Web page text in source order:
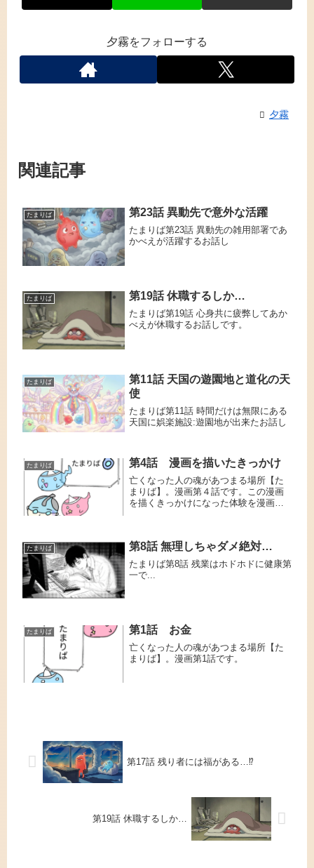
夕霧をフォローする
夕霧
関連記事
たまりば 第23話 異動先で意外な活躍
たまりば第23話 異動先の雑用部署であ
かべえが活躍するお話し
たまりば 第19話 休職するしか…
たまりば第19話 心身共に疲弊してあか
べえが休職するお話しです。
たまりば
第11話 天国の遊園地と道化の天
使
たまりば第11話 時間だけは無限にある
天国に娯楽施設:遊園地が出来たお話し
たまりば 第4話 漫画を描いたきっかけ
亡くなった人の魂があつまる場所【た
まりば】。漫画第４話です。この漫画
を描くきっかけになった体験を漫画に
たまりば 第8話 無理しちゃダメ絶対…
たまりば第8話 残業はホドホドに健康第
一で...
たまりば 第1話 お金
亡くなった人の魂があつまる場所【た
まりば】。漫画第1話です。
第17話 残り者には福がある…⁉
第19話 休職するしか…